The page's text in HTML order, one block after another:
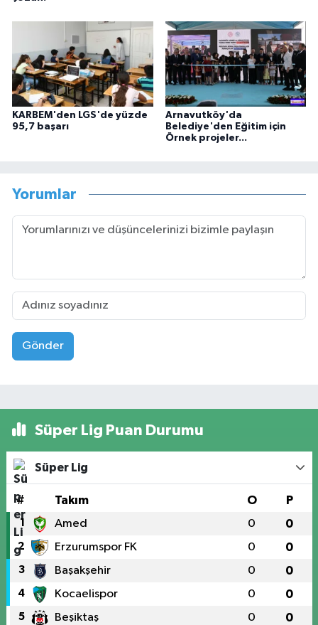
KARBEM'den LGS'de yüzde
95,7 başarı
Arnavutköy'da
Belediye'den Eğitim için
Örnek projeler...
Yorumlar
Gönder
Süper Lig Puan Durumu
Süper Lig
# Takım O P
1 Amed 0 0
2 Erzurumspor FK 0 0
3 Başakşehir 0 0
4 Kocaelispor 0 0
5 Beşiktaş 0 0